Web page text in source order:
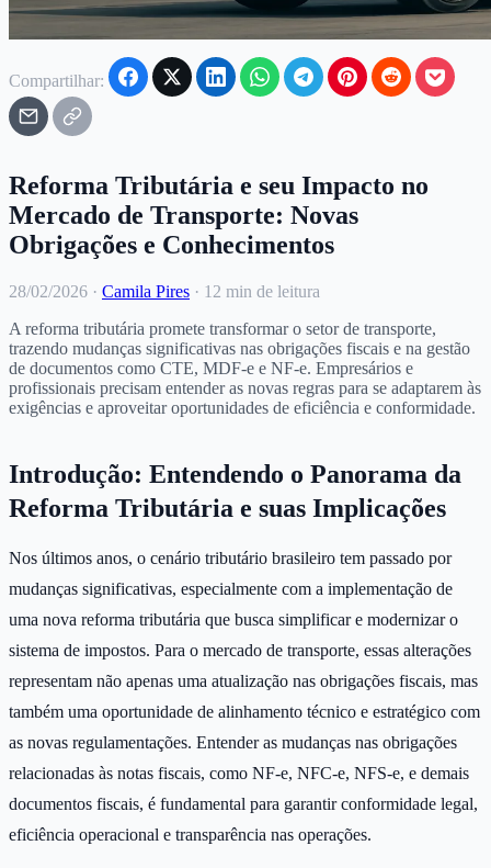
Compartilhar:
Reforma Tributária e seu Impacto no
Mercado de Transporte: Novas
Obrigações e Conhecimentos
28/02/2026 · Camila Pires · 12 min de leitura
A reforma tributária promete transformar o setor de transporte,
trazendo mudanças significativas nas obrigações fiscais e na gestão
de documentos como CTE, MDF-e e NF-e. Empresários e
profissionais precisam entender as novas regras para se adaptarem às
exigências e aproveitar oportunidades de eficiência e conformidade.
Introdução: Entendendo o Panorama da
Reforma Tributária e suas Implicações
Nos últimos anos, o cenário tributário brasileiro tem passado por
mudanças significativas, especialmente com a implementação de
uma nova reforma tributária que busca simplificar e modernizar o
sistema de impostos. Para o mercado de transporte, essas alterações
representam não apenas uma atualização nas obrigações fiscais, mas
também uma oportunidade de alinhamento técnico e estratégico com
as novas regulamentações. Entender as mudanças nas obrigações
relacionadas às notas fiscais, como NF-e, NFC-e, NFS-e, e demais
documentos fiscais, é fundamental para garantir conformidade legal,
eficiência operacional e transparência nas operações.